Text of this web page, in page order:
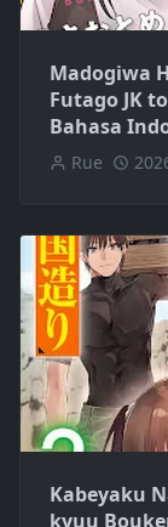
Madogiwa
Futago JK
Bahasa
Rue
Kabeyaku
kyuu